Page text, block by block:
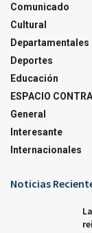
Comunicado
Cultural
Departamentales
Deportes
Educación
ESPACIO
General
Interesante
Internacionales
Noticias